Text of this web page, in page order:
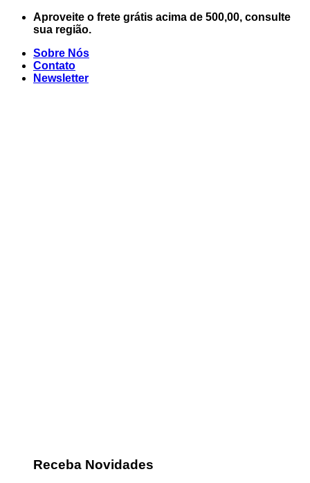
Skip
Aproveite o frete grátis acima de 500,00, consulte
sua região.
Sobre Nós
Contato
Newsletter
Receba Novidades